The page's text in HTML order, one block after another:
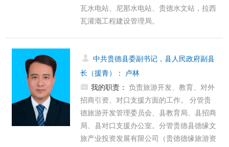
瓦水电站、尼那水电站、贵德水文站，拉西
瓦灌溉工程建设管理局。
中共贵德县委副书记，县人民政府副县
长（援青）
：
卢林
我的职责：
负责旅游开发、教育、对外
招商引资、对口支援方面的工作。 分管贵
德旅游开发管理委员会、县教育局、县招商
局、县对口支援办公室。分管贵德县德缘文
旅产业投资发展有限公司（贵德德缘旅游资